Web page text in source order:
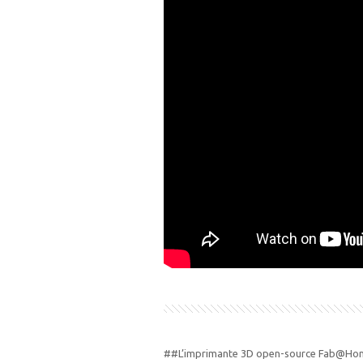
##L’imprimante 3D open-source